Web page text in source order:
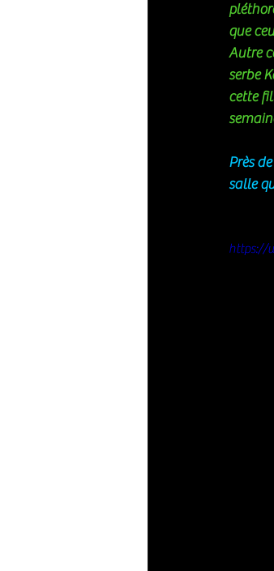
que
Autre
serbe
cette
Près
salle
https://